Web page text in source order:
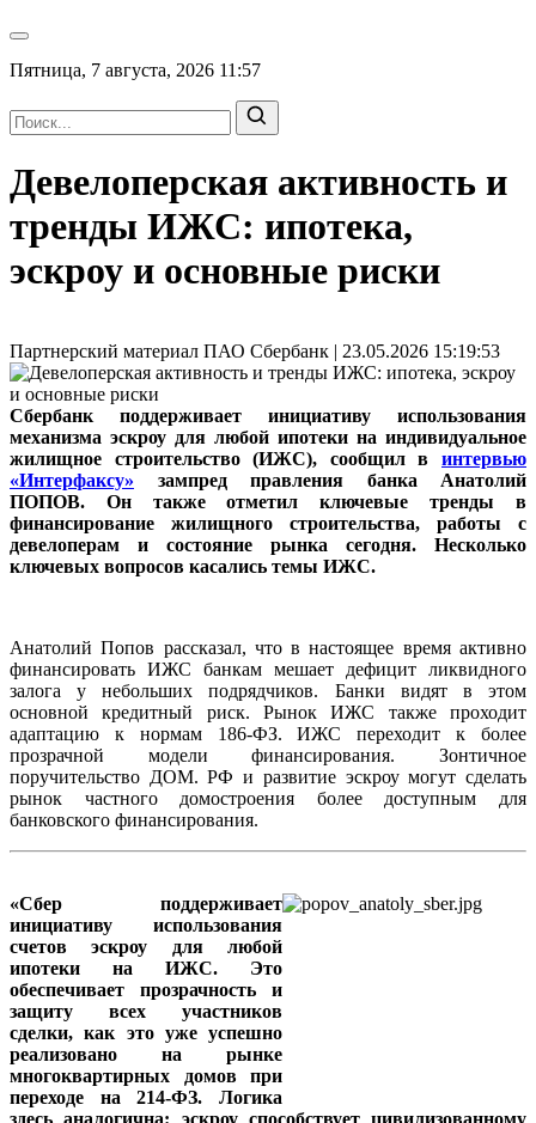
Пятница, 7 августа, 2026 11:57
Девелоперская активность и
тренды ИЖС: ипотека,
эскроу и основные риски
Партнерский материал ПАО Сбербанк | 23.05.2026 15:19:53
Сбербанк поддерживает инициативу использования
механизма эскроу для любой ипотеки на индивидуальное
жилищное строительство (ИЖС), сообщил в интервью
«Интерфаксу» зампред правления банка Анатолий
ПОПОВ. Он также отметил ключевые тренды в
финансирование жилищного строительства, работы с
девелоперам и состояние рынка сегодня. Несколько
ключевых вопросов касались темы ИЖС.
Анатолий Попов рассказал, что в настоящее время активно
финансировать ИЖС банкам мешает дефицит ликвидного
залога у небольших подрядчиков. Банки видят в этом
основной кредитный риск. Рынок ИЖС также проходит
адаптацию к нормам 186-ФЗ. ИЖС переходит к более
прозрачной модели финансирования. Зонтичное
поручительство ДОМ. РФ и развитие эскроу могут сделать
рынок частного домостроения более доступным для
банковского финансирования.
«Сбер поддерживает
инициативу использования
счетов эскроу для любой
ипотеки на ИЖС. Это
обеспечивает прозрачность и
защиту всех участников
сделки, как это уже успешно
реализовано на рынке
многоквартирных домов при
переходе на 214-ФЗ. Логика
здесь аналогична: эскроу способствует цивилизованному